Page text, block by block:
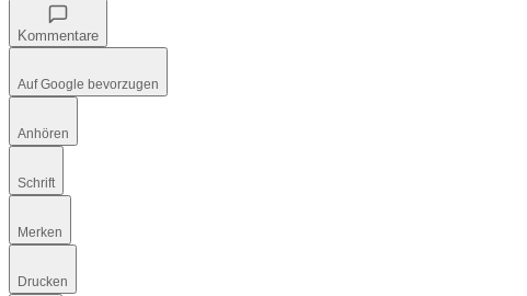
Kommentare
Auf Google bevorzugen
Anhören
Schrift
Merken
Drucken